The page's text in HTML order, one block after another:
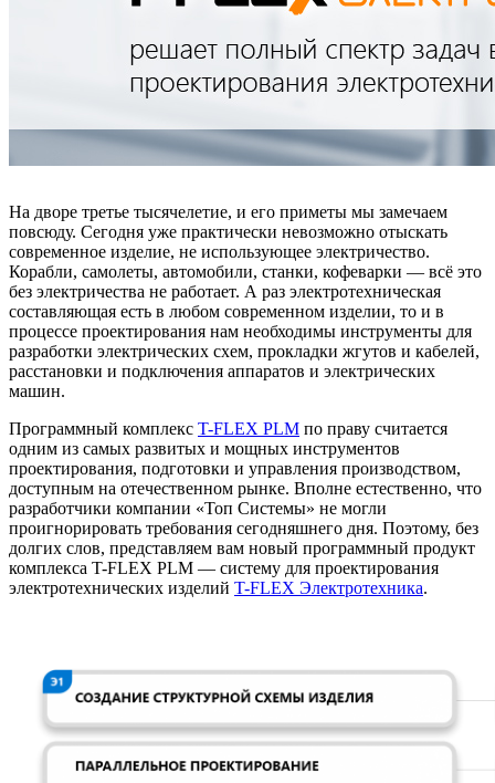
На дворе третье тысячелетие, и его приметы мы замечаем
повсюду. Сегодня уже практически невозможно отыскать
современное изделие, не использующее электричество.
Корабли, самолеты, автомобили, станки, кофеварки — всё это
без электричества не работает. А раз электротехническая
составляющая есть в любом современном изделии, то и в
процессе проектирования нам необходимы инструменты для
разработки электрических схем, прокладки жгутов и кабелей,
расстановки и подключения аппаратов и электрических
машин.
Программный комплекс T-FLEX PLM по праву считается
одним из самых развитых и мощных инструментов
проектирования, подготовки и управления производством,
доступным на отечественном рынке. Вполне естественно, что
разработчики компании «Топ Системы» не могли
проигнорировать требования сегодняшнего дня. Поэтому, без
долгих слов, представляем вам новый программный продукт
комплекса T-FLEX PLM — систему для проектирования
электротехнических изделий T-FLEX Электротехника.